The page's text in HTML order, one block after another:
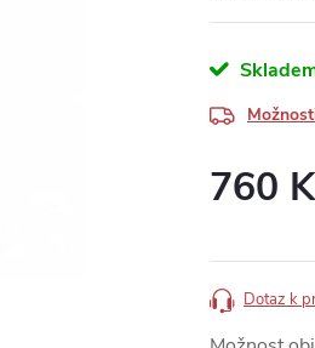
760
Dotaz k